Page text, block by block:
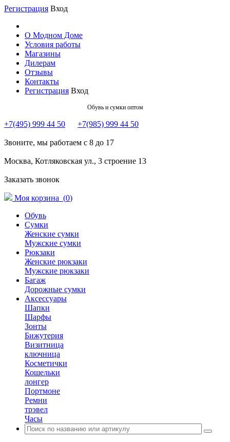
Регистрация Вход
О Модном Доме
Условия работы
Магазины
Дилерам
Отзывы
Контакты
Регистрация Вход
Обувь и сумки оптом
+7(495) 999 44 50 +7(985) 999 44 50
Звоните, мы работаем с 8 до 17
Москва, Котляковская ул., 3 строение 13
Заказать звонок
Моя корзина (0)
Обувь
Сумки
Женские сумки
Мужские сумки
Рюкзаки
Женские рюкзаки
Мужские рюкзаки
Багаж
Дорожные сумки
Аксессуары
Шапки
Шарфы
Зонты
Бижутерия
Визитница
ключница
Косметички
Кошельки
лонгер
Портмоне
Ремни
трэвел
Часы